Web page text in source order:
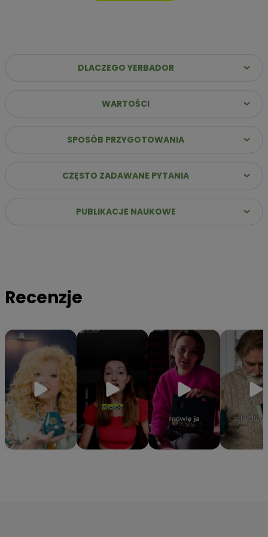
Dlaczego warto wybrać Yerbador Premium?
✔️ Najwyższa jakość suszu– Same liście (sin palo)
poddane starannemu procesowi leżakowania, co
gwarantuje szlachetny i głęboki profil smakowy.
✔️
Stabilna energia bez „zjazdu” – Naturalna kofeina
uwalnia się stopniowo, zapewniając jasność umysłu i siłę do
działania przez wiele godzin.
✔️ Innowacja: Suszenie powietrzem– Nasz susz
takie jak magnez, potas i cynk.
gwarantuje, że yerba zachowa 100% aromatu i świeżości od
pierwszego do ostatniego otwarcia.
DLACZEGO YERBADOR
WARTOŚCI
SPOSÓB PRZYGOTOWANIA
CZĘSTO ZADAWANE PYTANIA
PUBLIKACJE NAUKOWE
Recenzje